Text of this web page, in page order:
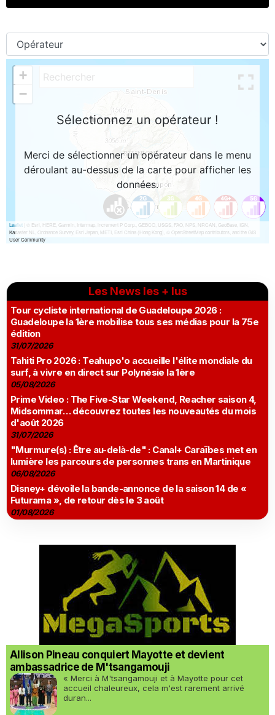
Les News les + lus
Tour cycliste international de Guadeloupe 2026 :
Guadeloupe la 1ère mobilise tous ses médias pour la 75e
édition
31/07/2026
Tahiti Pro 2026 : Teahupo'o accueille l'élite mondiale du
surf, à vivre en direct sur Polynésie la 1ère
05/08/2026
Prime Video : The Five-Star Weekend, Reacher saison 4,
Midsommar… découvrez toutes les nouveautés du mois
d'août 2026
31/07/2026
"Murmure(s) : Être au-delà-de" : Canal+ Caraïbes met en
lumière les parcours de personnes trans en Martinique
06/08/2026
Disney+ dévoile la bande-annonce de la saison 14 de «
Futurama », de retour dès le 3 août
01/08/2026
Allison Pineau conquiert Mayotte et devient
ambassadrice de M'tsangamouji
« Merci à M'tsangamouji et à Mayotte pour cet
accueil chaleureux, cela m'est rarement arrivé
duran...